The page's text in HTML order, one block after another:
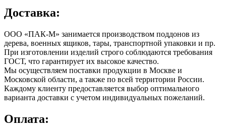
Доставка:
ООО «ПАК-М» занимается производством поддонов из
дерева, военных ящиков, тары, транспортной упаковки и пр.
При изготовлении изделий строго соблюдаются требования
ГОСТ, что гарантирует их высокое качество.
Мы осуществляем поставки продукции в Москве и
Московской области, а также по всей территории России.
Каждому клиенту предоставляется выбор оптимального
варианта доставки с учетом индивидуальных пожеланий.
Оплата: